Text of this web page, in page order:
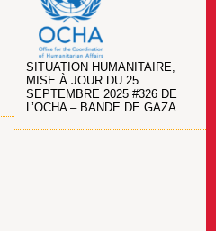
SITUATION HUMANITAIRE,
MISE À JOUR DU 25
SEPTEMBRE 2025 #326 DE
L’OCHA – BANDE DE GAZA